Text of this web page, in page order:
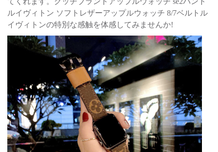
ルイヴィトン ソフトレザーアップルウォッチ 8/7ベルトル
イヴィトンの特別な感触を体感してみませんか!